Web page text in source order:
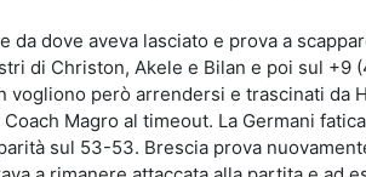
da dove aveva lasciato e prova a
di Christon, Akele e Bilan e poi sul +9
vogliono però arrendersi e trascinati da
Magro al timeout. La Germani
sul 53-53. Brescia prova